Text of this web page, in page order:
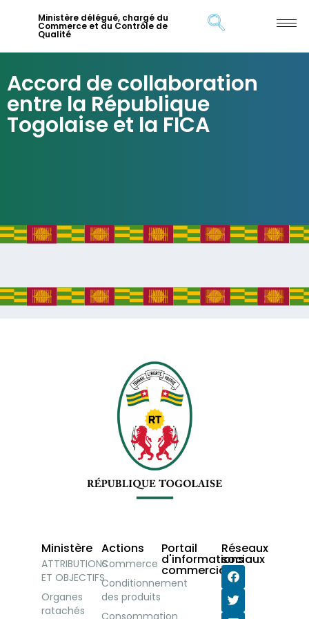
Ministère délégué, chargé du
Commerce et du Contrôle de
Qualité
Accord de collaboration
entre la République
Togolaise et la FICA
Ministère
ATTRIBUTIONS
ET OBJECTIFS
Organes
ratachés
Actions
Commerce
Conditionnement
des produits
Consommation
Portail
d'informations
commerciales
Réseaux
sociaux